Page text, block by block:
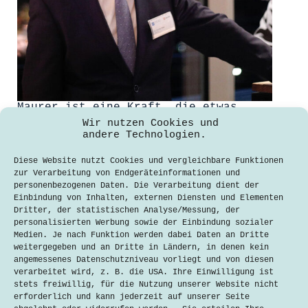
Wir nutzen Cookies und
andere Technologien.
Diese Website nutzt Cookies und vergleichbare Funktionen
zur Verarbeitung von Endgeräteinformationen und
personenbezogenen Daten. Die Verarbeitung dient der
Einbindung von Inhalten, externen Diensten und Elementen
Dritter, der statistischen Analyse/Messung, der
personalisierten Werbung sowie der Einbindung sozialer
Medien. Je nach Funktion werden dabei Daten an Dritte
weitergegeben und an Dritte in Ländern, in denen kein
angemessenes Datenschutzniveau vorliegt und von diesen
verarbeitet wird, z. B. die USA. Ihre Einwilligung ist
stets freiwillig, für die Nutzung unserer Website nicht
erforderlich und kann jederzeit auf unserer Seite
Maurer ist eine Kraft, die etwas
21. November 2019
Der Preis des VDI Bezirksvereins
München, Ober- und Niederbayern e.V.
gilt als einer der wichtigsten
Förderpreise im Ingenieurwesen in
Südbayern und Österreich.
Ausgezeichnet werden herausragende
wissenschaftliche Arbeiten junger
Ingenieurinnen und Ingenieure.
Kooperationspartner und Ausrichter
der diesjährigen Veranstaltung am
15.11.2019 ist…